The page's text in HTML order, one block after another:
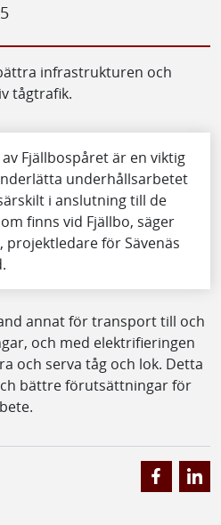
infrastrukturen och
tågtrafik.
Fjällbospåret är en viktig
underhållsarbetet
i anslutning till de
finns vid Fjällbo, säger
projektledare för Sävenäs
annat för transport till och
och med elektrifieringen
och serva tåg och lok. Detta
bättre förutsättningar för